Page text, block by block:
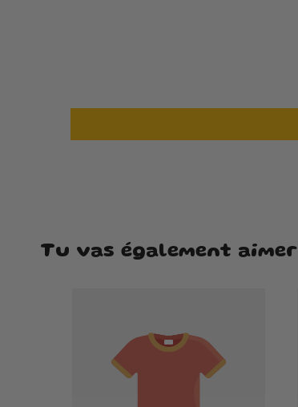
Tu vas également aimer